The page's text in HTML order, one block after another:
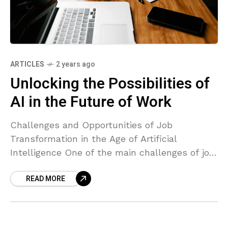
ARTICLES 2 years ago
Unlocking the Possibilities of
AI in the Future of Work
Challenges and Opportunities of Job
Transformation in the Age of Artificial
Intelligence One of the main challenges of job
intelligence is the fear of
READ MORE